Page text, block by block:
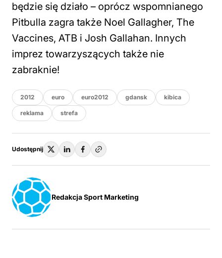
będzie się działo – oprócz wspomnianego
Pitbulla zagra także Noel Gallagher, The
Vaccines, ATB i Josh Gallahan. Innych
imprez towarzyszących także nie
zabraknie!
2012 euro euro2012 gdansk kibica
reklama strefa
Udostępnij
Redakcja Sport Marketing